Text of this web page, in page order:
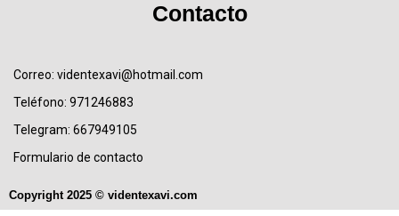
Contacto
Correo: videntexavi@hotmail.com
Teléfono: 971246883
Telegram: 667949105
Formulario de contacto
Copyright 2025 © videntexavi.com